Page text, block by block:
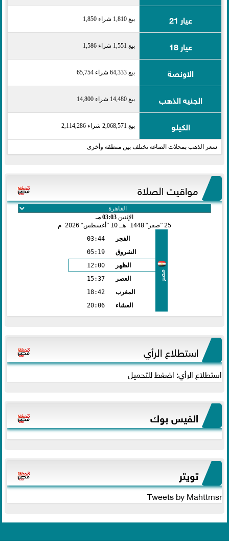
عيار 21 بيع 1,810 شراء 1,850
عيار 18 بيع 1,551 شراء 1,586
الاونصة بيع 64,333 شراء 65,754
الجنيه الذهب بيع 14,480 شراء 14,800
الكيلو بيع 2,068,571 شراء 2,114,286
سعر الذهب بمحلات الصاغة تختلف بين منطقة وأخرى
مواقيت الصلاة
الإثنين 03:03 مـ
25
صفر 1448 هـ 10 أغسطس 2026 م
مصر
الفجر
03:44
الشروق
05:19
الظهر
12:00
العصر
15:37
المغرب
18:42
العشاء
20:06
استطلاع الرأي
استطلاع الرأي: اضغط للتحميل
الفيس بوك
تويتر
Tweets by Mahttmsr